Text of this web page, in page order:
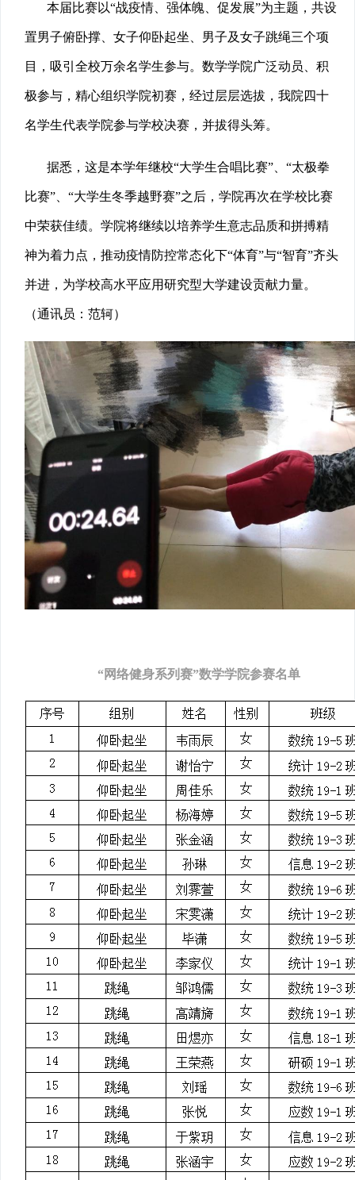
本届比赛以“战疫情、强体魄、促发展”为主题，共设
置男子俯卧撑、女子仰卧起坐、男子及女子跳绳三个项
目，吸引全校万余名学生参与。数学学院广泛动员、积
极参与，精心组织学院初赛，经过层层选拔，我院四十
名学生代表学院参与学校决赛，并拔得头筹。
据悉，这是本学年继校“大学生合唱比赛”、“太极拳
比赛”、“大学生冬季越野赛”之后，学院再次在学校比赛
中荣获佳绩。学院将继续以培养学生意志品质和拼搏精
神为着力点，推动疫情防控常态化下“体育”与“智育”齐头
并进，为学校高水平应用研究型大学建设贡献力量。
（通讯员：范轲）
“网络健身系列赛”数学学院参赛名单